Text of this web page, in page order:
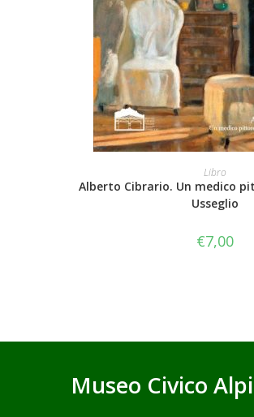
AGGIUNGI AL
Libro
Alberto Cibrario. Un medico
Usseglio
€7,00
Museo Civico